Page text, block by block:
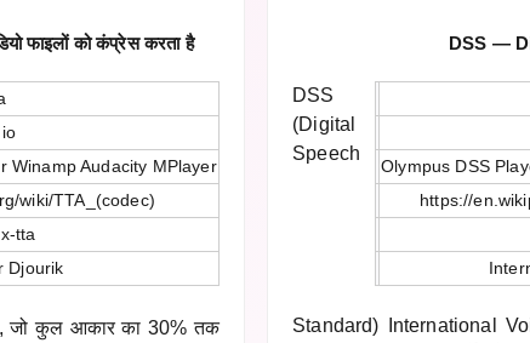
फाइलों को कंप्रेस करता है
Winamp Audacity MPlayer
wiki/TTA_(codec)
tta
Djourik
जो कुल आकार का 30% तक
DSS —
Olympus DSS
https://
DSS
(Digital
Speech
Standard) International